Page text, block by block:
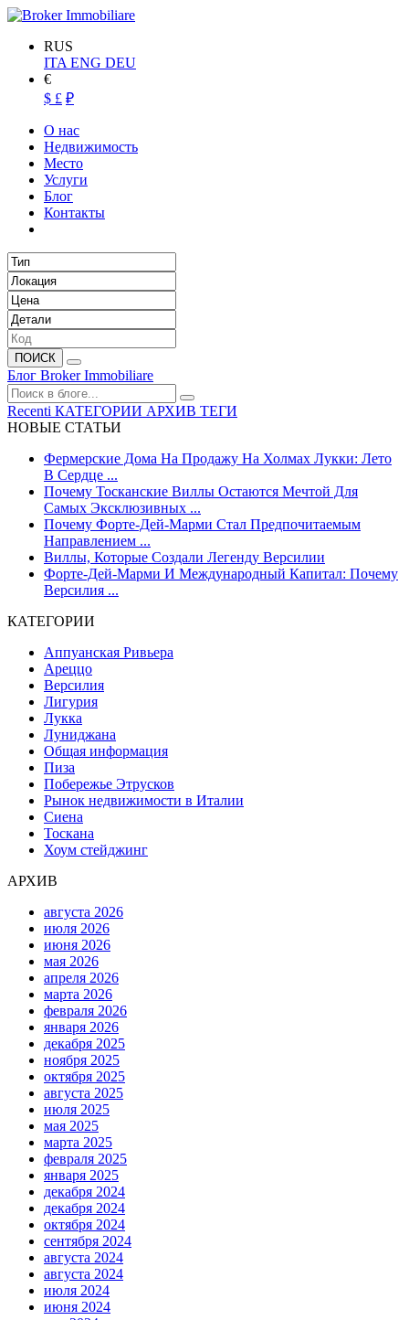
RUS
ITA ENG DEU
€
$ £ ₽
О нас
Недвижимость
Место
Услуги
Блог
Контакты
ПОИСК
Блог Broker Immobiliare
Recenti КАТЕГОРИИ АРХИВ ТЕГИ
НОВЫЕ СТАТЬИ
Фермерские Дома На Продажу На Холмах Лукки: Лето
В Сердце ...
Почему Тосканские Виллы Остаются Мечтой Для
Самых Эксклюзивных ...
Почему Форте-Дей-Марми Стал Предпочитаемым
Направлением ...
Виллы, Которые Создали Легенду Версилии
Форте-Дей-Марми И Международный Капитал: Почему
Версилия ...
КАТЕГОРИИ
Аппуанская Ривьера
Ареццо
Версилия
Лигурия
Лукка
Луниджана
Общая информация
Пиза
Побережье Этрусков
Рынок недвижимости в Италии
Сиена
Тоскана
Хоум стейджинг
АРХИВ
августа 2026
июля 2026
июня 2026
мая 2026
апреля 2026
марта 2026
февраля 2026
января 2026
декабря 2025
ноября 2025
октября 2025
августа 2025
июля 2025
мая 2025
марта 2025
февраля 2025
января 2025
декабря 2024
декабря 2024
октября 2024
сентября 2024
августа 2024
августа 2024
июля 2024
июня 2024